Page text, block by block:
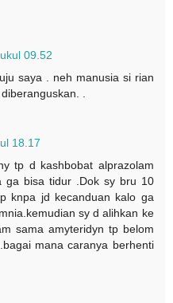
09.52
saya . neh manusia si rian
.
18.17
tp d kashbobat alprazolam
ga bisa tidur .Dok sy bru 10
knpa jd kecanduan kalo ga
sy d alihkan ke
sama amyteridyn tp belom
mana caranya berhenti